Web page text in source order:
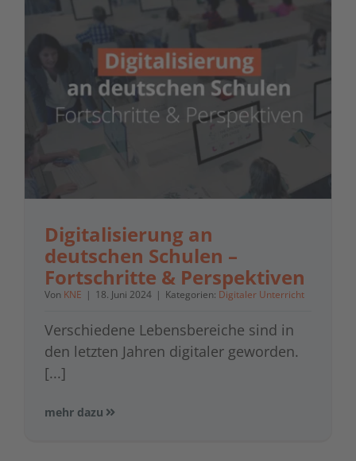
Digitalisierung an
deutschen Schulen –
Fortschritte & Perspektiven
Von KNE | 18. Juni 2024 | Kategorien: Digitaler Unterricht
Verschiedene Lebensbereiche sind in
den letzten Jahren digitaler geworden.
[...]
mehr dazu